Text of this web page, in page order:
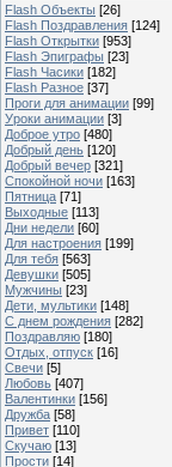
Flash Объекты [26]
Flash Поздравления [124]
Flash Открытки [953]
Flash Эпиграфы [23]
Flash Часики [182]
Flash Разное [37]
Проги для анимации [99]
Уроки анимации [3]
Доброе утро [480]
Добрый день [120]
Добрый вечер [321]
Спокойной ночи [163]
Пятница [71]
Выходные [113]
Дни недели [60]
Для настроения [199]
Для тебя [563]
Девушки [505]
Мужчины [23]
Дети, мультики [148]
С днем рождения [282]
Поздравляю [180]
Отдых, отпуск [16]
Свечи [5]
Любовь [407]
Валентинки [156]
Дружба [58]
Привет [110]
Скучаю [13]
Прости [14]